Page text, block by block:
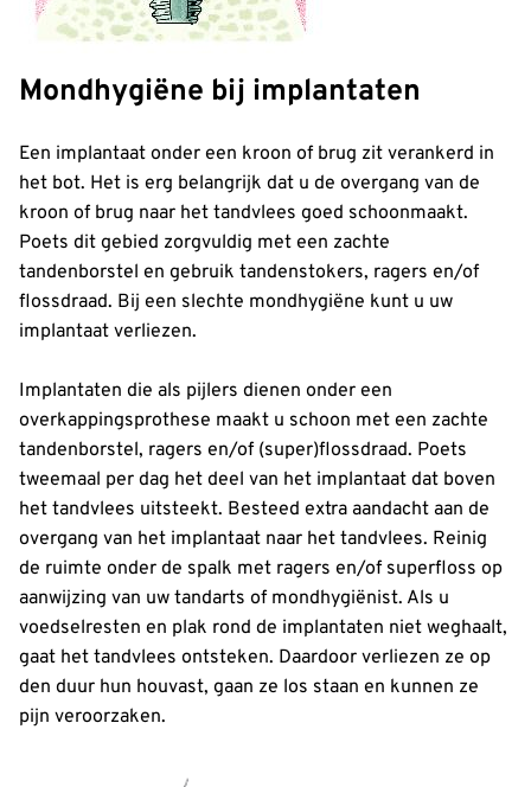
Mondhygiëne bij implantaten
Een implantaat onder een kroon of brug zit verankerd in
het bot. Het is erg belangrijk dat u de overgang van de
kroon of brug naar het tandvlees goed schoonmaakt.
Poets dit gebied zorgvuldig met een zachte
tandenborstel en gebruik tandenstokers, ragers en/of
flossdraad. Bij een slechte mondhygiëne kunt u uw
implantaat verliezen.
Implantaten die als pijlers dienen onder een
overkappingsprothese maakt u schoon met een zachte
tandenborstel, ragers en/of (super)flossdraad. Poets
tweemaal per dag het deel van het implantaat dat boven
het tandvlees uitsteekt. Besteed extra aandacht aan de
overgang van het implantaat naar het tandvlees. Reinig
de ruimte onder de spalk met ragers en/of superfloss op
aanwijzing van uw tandarts of mondhygiënist. Als u
voedselresten en plak rond de implantaten niet weghaalt,
gaat het tandvlees ontsteken. Daardoor verliezen ze op
den duur hun houvast, gaan ze los staan en kunnen ze
pijn veroorzaken.